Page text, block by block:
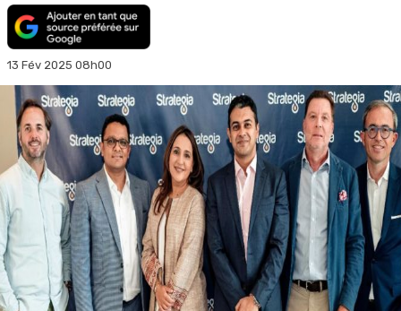
13 Fév 2025 08h00